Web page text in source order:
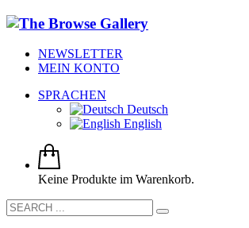
NEWSLETTER
MEIN KONTO
SPRACHEN
Deutsch
English
Keine Produkte im Warenkorb.